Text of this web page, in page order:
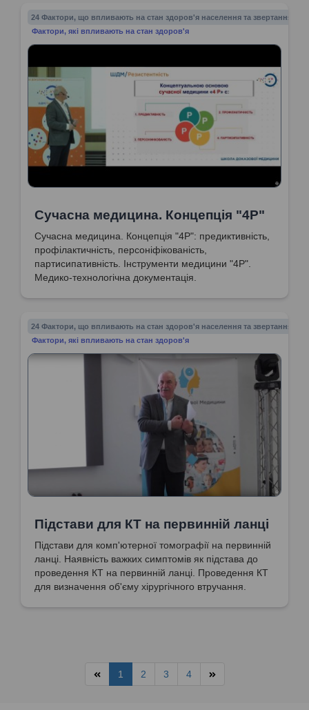
24 Фактори, що впливають на стан здоров'я населення та звертання до
Фактори, які впливають на стан здоров'я
Сучасна медицина. Концепція "4Р"
Сучасна медицина. Концепція "4Р": предиктивність,
профілактичність, персоніфікованість,
партисипативність. Інструменти медицини "4Р".
Медико-технологічна документація.
24 Фактори, що впливають на стан здоров'я населення та звертання до
Фактори, які впливають на стан здоров'я
Підстави для КТ на первинній ланці
Підстави для комп'ютерної томографії на первинній
ланці. Наявність важких симптомів як підстава до
проведення КТ на первинній ланці. Проведення КТ
для визначення об'єму хірургічного втручання.
1 2 3 4